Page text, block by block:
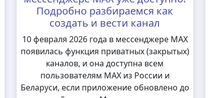
Подробно разбираемся как
создать и вести канал
10 февраля 2026 года в мессенджере MAX
появилась функция приватных (закрытых)
каналов, и она доступна всем
пользователям MAX из России и
Беларуси, если приложение обновлено до